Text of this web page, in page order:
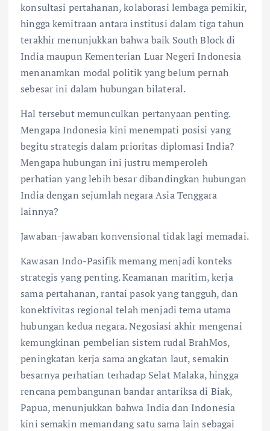
konsultasi pertahanan, kolaborasi lembaga pemikir,
hingga kemitraan antara institusi dalam tiga tahun
terakhir menunjukkan bahwa baik South Block di
India maupun Kementerian Luar Negeri Indonesia
menanamkan modal politik yang belum pernah
sebesar ini dalam hubungan bilateral.
Hal tersebut memunculkan pertanyaan penting.
Mengapa Indonesia kini menempati posisi yang
begitu strategis dalam prioritas diplomasi India?
Mengapa hubungan ini justru memperoleh
perhatian yang lebih besar dibandingkan hubungan
India dengan sejumlah negara Asia Tenggara
lainnya?
Jawaban-jawaban konvensional tidak lagi memadai.
Kawasan Indo-Pasifik memang menjadi konteks
strategis yang penting. Keamanan maritim, kerja
sama pertahanan, rantai pasok yang tangguh, dan
konektivitas regional telah menjadi tema utama
hubungan kedua negara. Negosiasi akhir mengenai
kemungkinan pembelian sistem rudal BrahMos,
peningkatan kerja sama angkatan laut, semakin
besarnya perhatian terhadap Selat Malaka, hingga
rencana pembangunan bandar antariksa di Biak,
Papua, menunjukkan bahwa India dan Indonesia
kini semakin memandang satu sama lain sebagai